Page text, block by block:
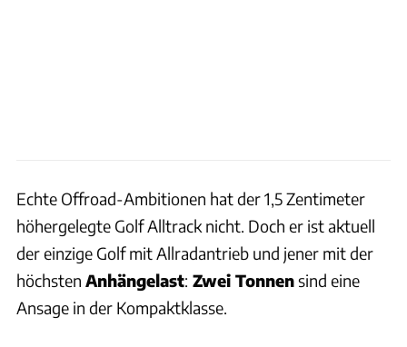
Echte Offroad-Ambitionen hat der 1,5 Zentimeter
höhergelegte Golf Alltrack nicht. Doch er ist aktuell
der einzige Golf mit Allradantrieb und jener mit der
höchsten Anhängelast: Zwei Tonnensind eine
Ansage in der Kompaktklasse.